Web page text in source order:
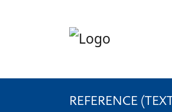
REFERENCE